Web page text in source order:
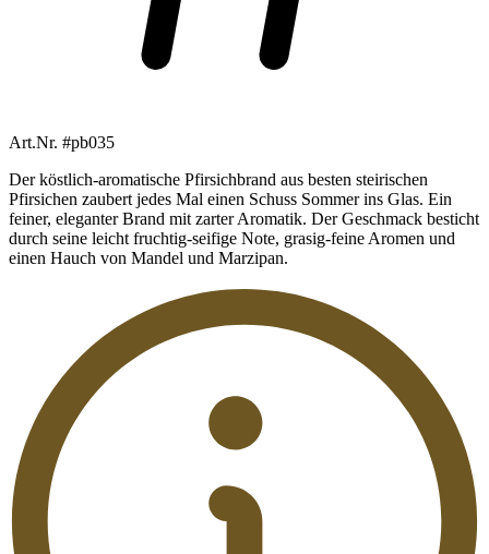
Art.Nr. #pb035
Der köstlich-aromatische Pfirsichbrand aus besten steirischen
Pfirsichen zaubert jedes Mal einen Schuss Sommer ins Glas. Ein
feiner, eleganter Brand mit zarter Aromatik. Der Geschmack besticht
durch seine leicht fruchtig-seifige Note, grasig-feine Aromen und
einen Hauch von Mandel und Marzipan.